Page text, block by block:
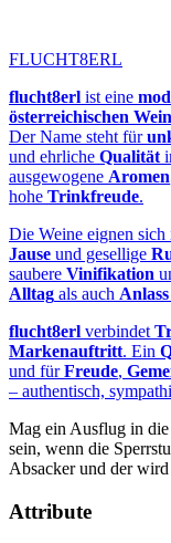
FLUCHT8ERL
flucht8erl ist eine
österreichischen
Der Name steht für
und ehrliche Qualität
ausgewogene Aromen
hohe Trinkfreude.
Die Weine eignen
Jause und gesellige
saubere Vinifikation
Alltag als auch Anlass
flucht8erl verbindet
Markenauftritt. Ein
und fürFreude,
– authentisch,
Mag ein Ausflug in die
sein, wenn die
Absacker und der
Attribute